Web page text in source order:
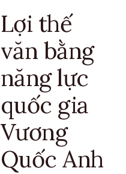
Lợi thế
văn bằng
năng lực
quốc gia
Vương
Quốc Anh